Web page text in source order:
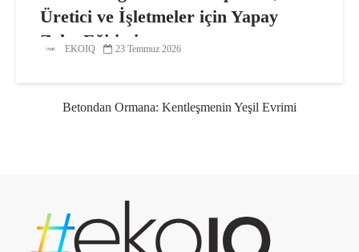
Üretici ve İşletmeler için Yapay
Zeka Eğitimi
EKOIQ 23 Temmuz 2026
Betondan Ormana: Kentleşmenin Yeşil Evrimi